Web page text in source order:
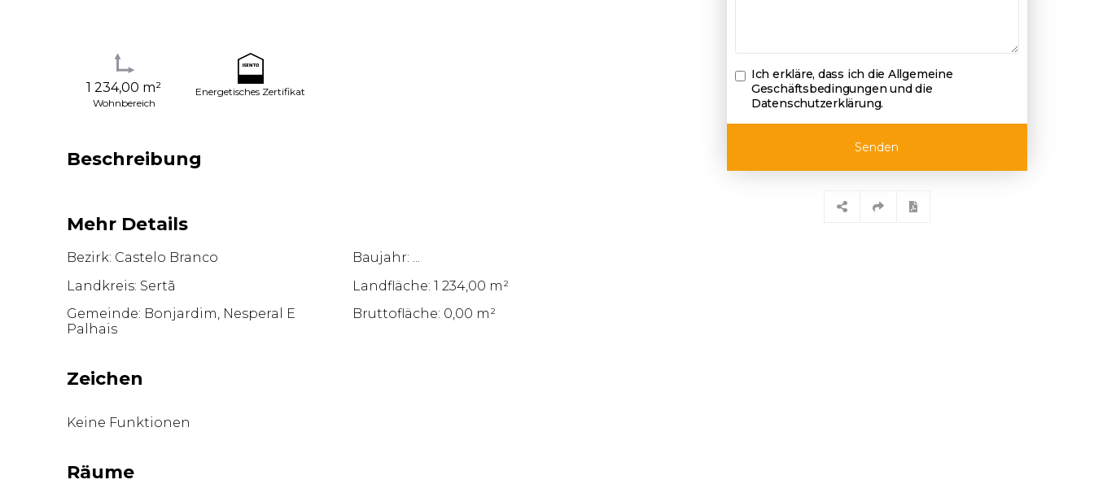
1 234,00 m²
Wohnbereich
Energetisches Zertifikat
Beschreibung
Mehr Details
Bezirk: Castelo Branco
Baujahr: ...
Landkreis: Sertã
Landfläche: 1 234,00 m²
Gemeinde: Bonjardim, Nesperal E
Palhais
Bruttofläche: 0,00 m²
Zeichen
Keine Funktionen
Räume
Ich erkläre, dass ich die Allgemeine
Geschäftsbedingungen und die
Datenschutzerklärung.
Senden